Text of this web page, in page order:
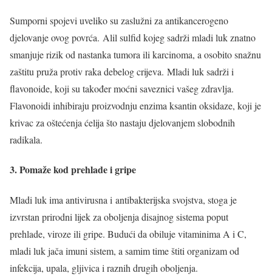
Sumporni spojevi uveliko su zaslužni za antikancerogeno
djelovanje ovog povrća. Alil sulfid kojeg sadrži mladi luk znatno
smanjuje rizik od nastanka tumora ili karcinoma, a osobito snažnu
zaštitu pruža protiv raka debelog crijeva. Mladi luk sadrži i
flavonoide, koji su također moćni saveznici vašeg zdravlja.
Flavonoidi inhibiraju proizvodnju enzima ksantin oksidaze, koji je
krivac za oštećenja ćelija što nastaju djelovanjem slobodnih
radikala.
3. Pomaže kod prehlade i gripe
Mladi luk ima antivirusna i antibakterijska svojstva, stoga je
izvrstan prirodni lijek za oboljenja disajnog sistema poput
prehlade, viroze ili gripe. Budući da obiluje vitaminima A i C,
mladi luk jača imuni sistem, a samim time štiti organizam od
infekcija, upala, gljivica i raznih drugih oboljenja.